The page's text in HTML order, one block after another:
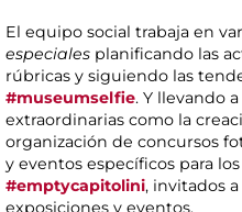
El equipo social trabaja en
especiales planificando las
rúbricas y siguiendo las
#museumselfie. Y llevando
extraordinarias como la
organización de concursos
y eventos específicos para
#emptycapitolini, invitados
exposiciones y eventos.